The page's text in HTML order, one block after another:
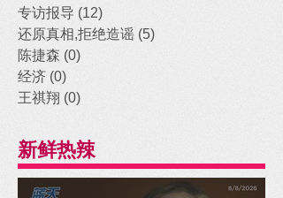
专访报导 (12)
还原真相,拒绝造谣 (5)
陈捷森 (0)
经济 (0)
王祺翔 (0)
新鲜热辣